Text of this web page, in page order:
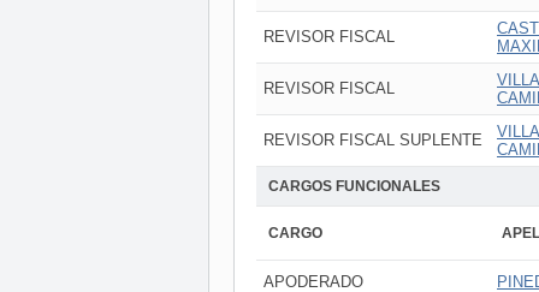
REVISOR FISCAL
REVISOR FISCAL
REVISOR FISCAL SUPLENTE
CARGOS FUNCIONALES
CARGO
APODERADO